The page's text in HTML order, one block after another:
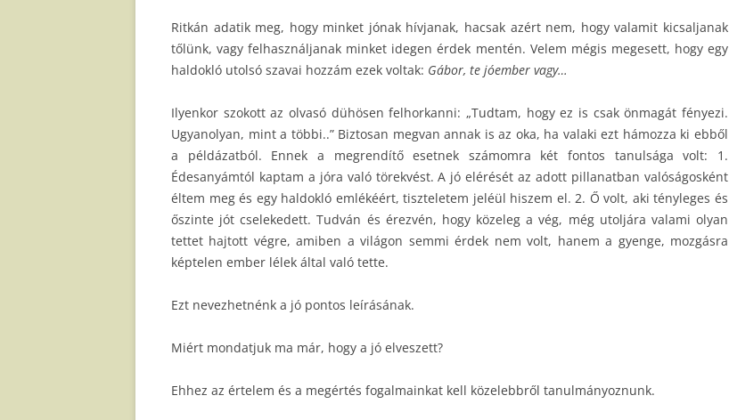
Ritkán adatik meg, hogy minket jónak hívjanak, hacsak azért nem, hogy valamit kicsaljanak
tőlünk, vagy felhasználjanak minket idegen érdek mentén. Velem mégis megesett, hogy egy
haldokló utolsó szavai hozzám ezek voltak: Gábor, te jóember vagy…
Ilyenkor szokott az olvasó dühösen felhorkanni: „Tudtam, hogy ez is csak önmagát fényezi.
Ugyanolyan, mint a többi..” Biztosan megvan annak is az oka, ha valaki ezt hámozza ki ebből
a példázatból. Ennek a megrendítő esetnek számomra két fontos tanulsága volt: 1.
Édesanyámtól kaptam a jóra való törekvést. A jó elérését az adott pillanatban valóságosként
éltem meg és egy haldokló emlékéért, tiszteletem jeléül hiszem el. 2. Ő volt, aki tényleges és
őszinte jót cselekedett. Tudván és érezvén, hogy közeleg a vég, még utoljára valami olyan
tettet hajtott végre, amiben a világon semmi érdek nem volt, hanem a gyenge, mozgásra
képtelen ember lélek által való tette.
Ezt nevezhetnénk a jó pontos leírásának.
Miért mondatjuk ma már, hogy a jó elveszett?
Ehhez az értelem és a megértés fogalmainkat kell közelebbről tanulmányoznunk.